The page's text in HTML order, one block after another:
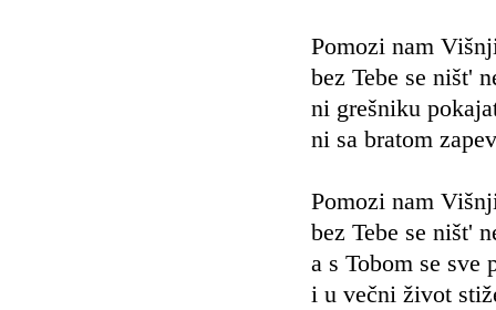
Pomozi nam
bez Tebe se ništ'
ni grešniku
ni sa bratom
Pomozi nam
bez Tebe se ništ'
a s Tobom se sve
i u večni život